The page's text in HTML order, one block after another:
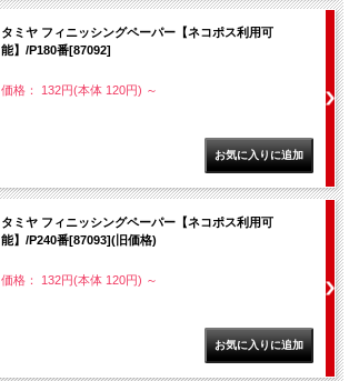
タミヤ フィニッシングペーパー【ネコポス利用可
能】/P180番[87092]
価格： 132円(本体 120円) ～
タミヤ フィニッシングペーパー【ネコポス利用可
能】/P240番[87093](旧価格)
価格： 132円(本体 120円) ～